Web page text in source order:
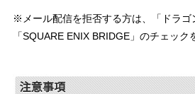
※メール配信を拒否する方は、「ドラゴ
「SQUARE ENIX BRIDGE」のチェック